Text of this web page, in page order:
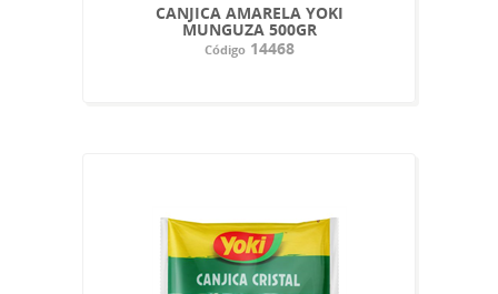
CANJICA AMARELA YOKI
MUNGUZA 500GR
Código14468